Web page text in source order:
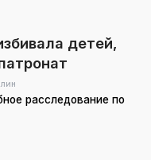
детей,
расследование по